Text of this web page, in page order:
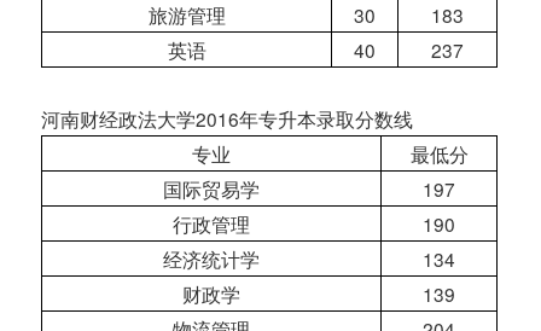
旅游管理
30
183
英语
40 237
河南财经政法大学2016年专升本录取分数线
专业
最低分
国际贸易学
197
行政管理
190
经济统计学
134
财政学
139